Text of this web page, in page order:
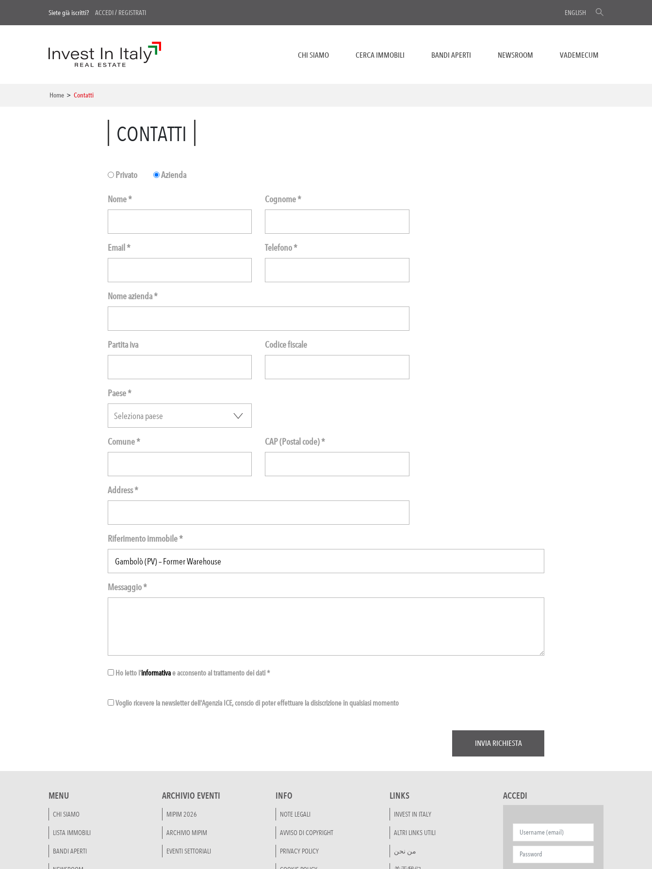
Siete già iscritti? ACCEDI/ REGISTRATI ENGLISH
CHI SIAMO CERCA IMMOBILI BANDI APERTI NEWSROOM VADEMECUM
Home > Contatti
CONTATTI
Privato Azienda
Nome * Cognome *
Email * Telefono *
Nome azienda *
Partita iva Codice fiscale
Paese *
Comune * CAP (Postal code) *
Address *
Riferimento immobile *
Messaggio *
Ho letto l'informativae acconsento al trattamento dei dati *
Voglio ricevere la newsletter dell'Agenzia ICE, conscio di poter effettuare la disiscrizione in qualsiasi momento
MENU
CHI SIAMO
LISTA IMMOBILI
BANDI APERTI
ARCHIVIO EVENTI
MIPIM 2026
ARCHIVIO MIPIM
EVENTI SETTORIALI
INFO
NOTE LEGALI
AVVISO DI COPYRIGHT
PRIVACY POLICY
LINKS
INVEST IN ITALY
ALTRI LINKS UTILI
من نحن
ACCEDI